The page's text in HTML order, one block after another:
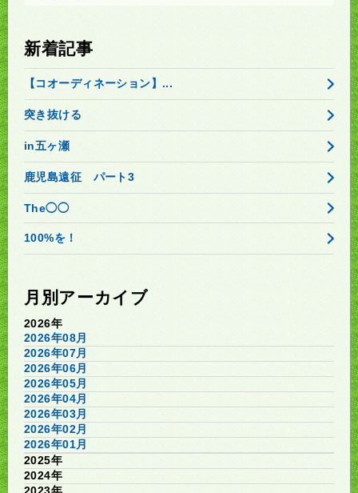
新着記事
【コオーディネーション】...
突き抜ける
in五ヶ瀬
鹿児島遠征 パート3
The◯◯
100%を！
月別アーカイブ
2026年
2026年08月
2026年07月
2026年06月
2026年05月
2026年04月
2026年03月
2026年02月
2026年01月
2025年
2024年
2023年